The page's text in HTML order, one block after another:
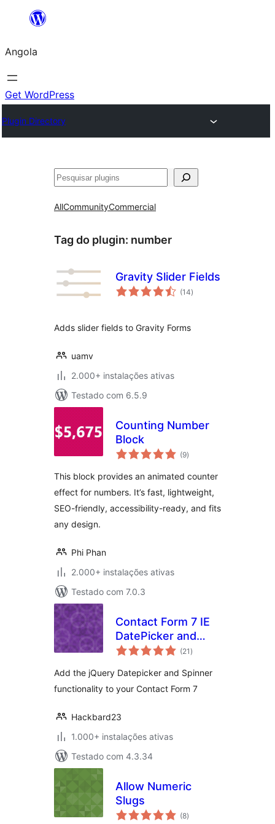
Saltar
o
conteúdo
Angola
Get WordPress
Plugin Directory
Pesquisar
AllCommunityCommercial
Tag do plugin: number
Gravity Slider Fields
(14avaliações
totais
)
Adds slider fields to Gravity Forms
uamv
2.000+ instalações ativas
Testado com 6.5.9
Counting Number
Block
(9avaliações
totais
)
This block provides an animated counter
effect for numbers. It’s fast, lightweight,
SEO-friendly, accessibility-ready, and fits
any design.
Phi Phan
2.000+ instalações ativas
Testado com 7.0.3
Contact Form 7 IE
DatePicker and
Number Spinner Fix
(21 avaliações
totais
)
Add the jQuery Datepicker and Spinner
functionality to your Contact Form 7
Hackbard23
1.000+ instalações ativas
Testado com 4.3.34
Allow Numeric
Slugs
(8avaliações
totais
)